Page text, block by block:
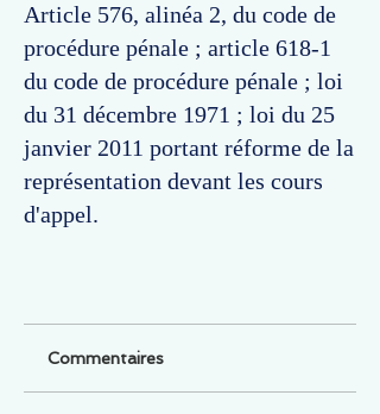
Article 576, alinéa 2, du code de
procédure pénale ; article 618-1
du code de procédure pénale ; loi
du 31 décembre 1971 ; loi du 25
janvier 2011 portant réforme de la
représentation devant les cours
d'appel.
Commentaires